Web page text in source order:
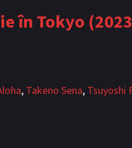
în Tokyo
, Takeno Sena, Tsuyoshi